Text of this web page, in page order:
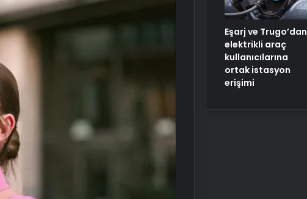
Eşarj ve Trugo’dan
elektrikli araç
kullanıcılarına
ortak istasyon
erişimi